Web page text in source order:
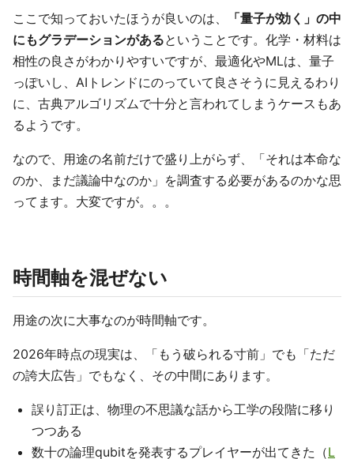
ここで知っておいたほうが良いのは、
「量子が効く」の中
にもグラデーションがあるということです。化学・材料は
相性の良さがわかりやすいですが、最適化やMLは、量子
っぽいし、AIトレンドにのっていて良さそうに見えるわり
に、古典アルゴリズムで十分と言われてしまうケースもあ
るようです。
なので、用途の名前だけで盛り上がらず、「それは本命な
のか、まだ議論中なのか」を調査する必要があるのかな思
ってます。大変ですが。。。
時間軸を混ぜない
用途の次に大事なのが時間軸です。
2026年時点の現実は、「もう破られる寸前」でも「ただ
の誇大広告」でもなく、その中間にあります。
誤り訂正は、物理の不思議な話から工学の段階に移り
つつある
数十の論理qubitを発表するプレイヤーが出てきた（L